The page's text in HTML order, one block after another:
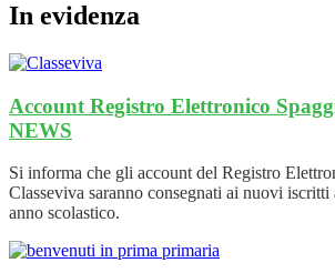
In evidenza
Account Registro Elettronico
NEWS
Si informa che gli account del Registro
Classeviva saranno consegnati ai nuovi iscritti
anno scolastico.